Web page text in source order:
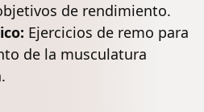
de rendimiento.
Ejercicios de remo para
de la musculatura